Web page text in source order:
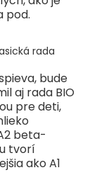
pod.
rada
bude
aj rada BIO
pre deti,
beta-
tvorí
ako A1